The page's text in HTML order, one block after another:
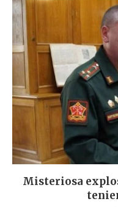
Misteriosa